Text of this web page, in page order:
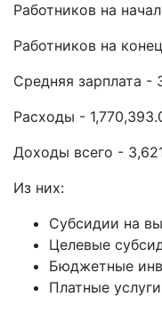
Работников на
Работников на
Средняя зарплата -
Расходы -
Доходы всего -
Из них:
Субсидии на
Целевые
Бюджетные
Платные